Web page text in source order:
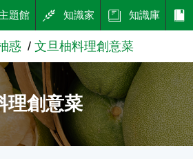
主題館 知識家 知識庫
惑 文旦柚料理創意菜
理創意菜